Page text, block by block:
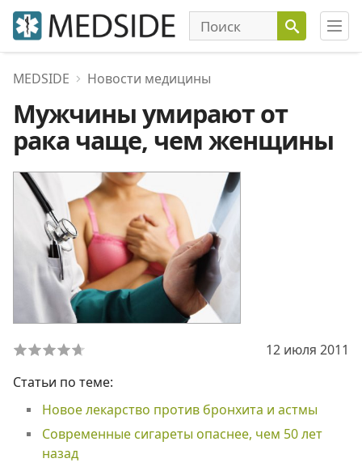
MEDSIDE Новости медицины
Мужчины умирают от
рака чаще, чем женщины
12 июля 2011
Статьи по теме:
Новое лекарство против бронхита и астмы
Современные сигареты опаснее, чем 50 лет
назад